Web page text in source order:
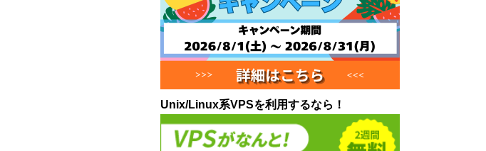
Unix/Linux系VPSを利用するなら！